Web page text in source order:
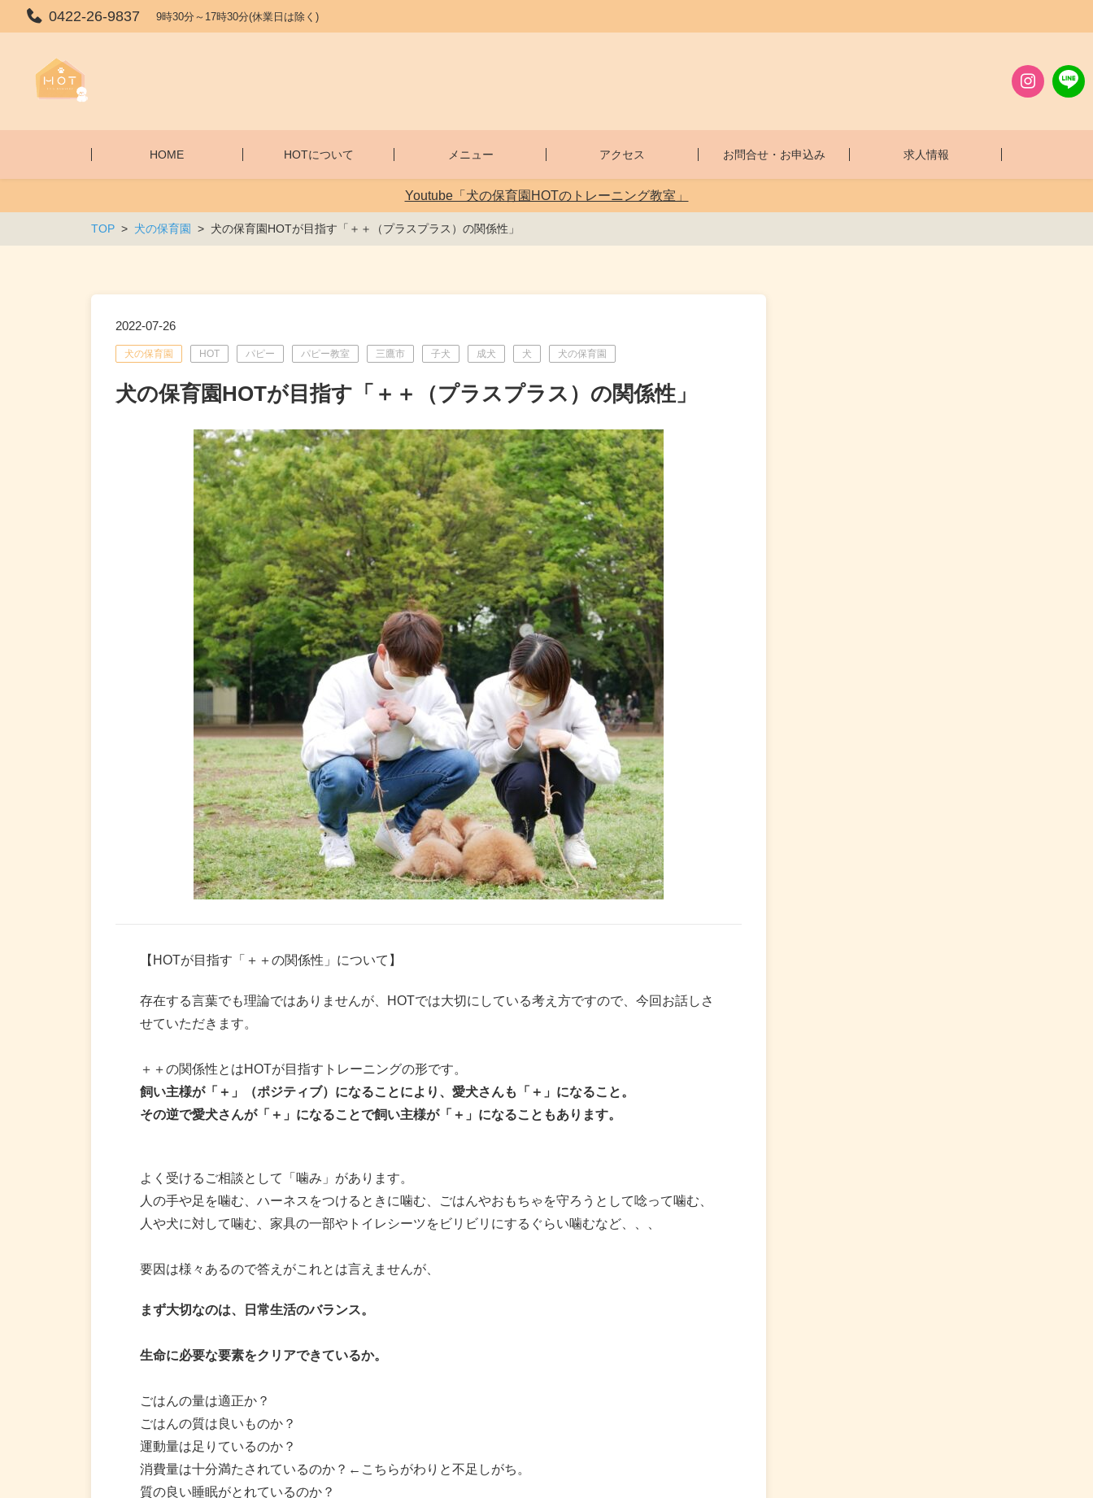
0422-26-9837 9時30分～17時30分(休業日は除く)
HOME HOTについて メニュー アクセス お問合せ・お申込み 求人情報
Youtube「犬の保育園HOTのトレーニング教室」
TOP 犬の保育園 犬の保育園HOTが目指す「＋＋（プラスプラス）の関係性」
2022-07-26
犬の保育園 HOT パピー パピー教室 三鷹市 子犬 成犬 犬 犬の保育園
犬の保育園HOTが目指す「＋＋（プラスプラス）の関係性」
【HOTが目指す「＋＋の関係性」について】
存在する言葉でも理論ではありませんが、HOTでは大切にしている考え方ですので、今回お話しさ
せていただきます。
＋＋の関係性とはHOTが目指すトレーニングの形です。
飼い主様が「＋」（ポジティブ）になることにより、愛犬さんも「＋」になること。
その逆で愛犬さんが「＋」になることで飼い主様が「＋」になることもあります。
よく受けるご相談として「噛み」があります。
人の手や足を噛む、ハーネスをつけるときに噛む、ごはんやおもちゃを守ろうとして唸って噛む、
人や犬に対して噛む、家具の一部やトイレシーツをビリビリにするぐらい噛むなど、、、
要因は様々あるので答えがこれとは言えませんが、
まず大切なのは、日常生活のバランス。
生命に必要な要素をクリアできているか。
ごはんの量は適正か？
ごはんの質は良いものか？
運動量は足りているのか？
消費量は十分満たされているのか？←こちらがわりと不足しがち。
質の良い睡眠がとれているのか？